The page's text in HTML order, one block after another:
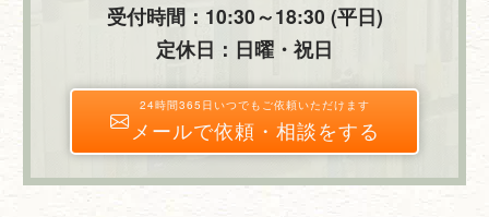
受付時間：10:30～18:30 (平日)
定休日：日曜・祝日
24時間365日いつでもご依頼いただけます
メールで依頼・相談をする